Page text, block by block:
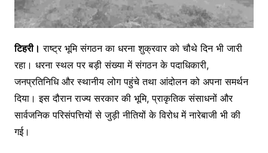
टिहरी। राष्ट्र भूमि संगठन का धरना शुक्रवार को चौथे दिन भी जारी
रहा। धरना स्थल पर बड़ी संख्या में संगठन के पदाधिकारी,
जनप्रतिनिधि और स्थानीय लोग पहुंचे तथा आंदोलन को अपना समर्थन
दिया। इस दौरान राज्य सरकार की भूमि, प्राकृतिक संसाधनों और
सार्वजनिक परिसंपत्तियों से जुड़ी नीतियों के विरोध में नारेबाजी भी की
गई।